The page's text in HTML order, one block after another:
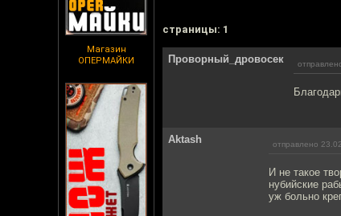
Магазин
ОПЕРМАЙКИ
cтраницы: 1
Проворный_дровосек
Aktash отправлено
И не такое
нубийские
уж больно